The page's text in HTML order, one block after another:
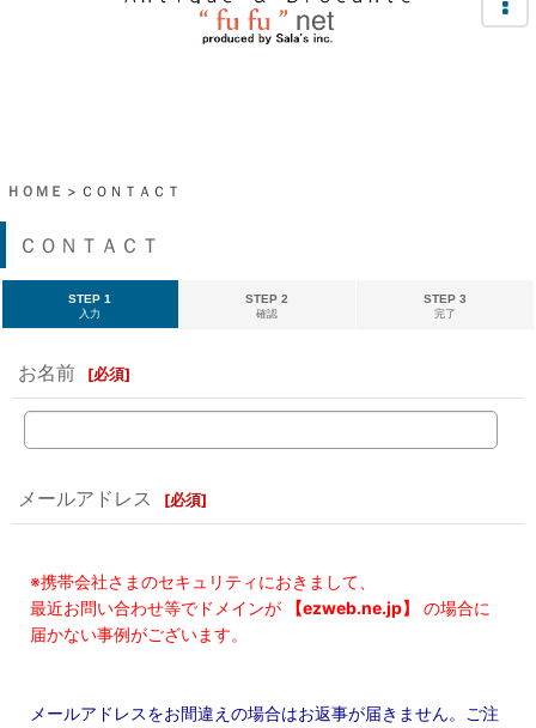
ＨＯＭＥ > ＣＯＮＴＡＣＴ
ＣＯＮＴＡＣＴ
STEP 1
入力
STEP 2
確認
STEP 3
完了
お名前 [必須]
メールアドレス [必須]
※携帯会社さまのセキュリティにおきまして、
最近お問い合わせ等でドメインが
【ezweb.ne.jp】
の場合に
届かない事例がございます。
メールアドレスをお間違えの場合はお返事が届きません。ご注